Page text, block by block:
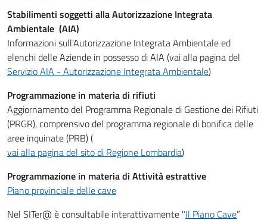
Stabilimenti soggetti alla Autorizzazione Integrata
Ambientale (AIA)
Informazioni sull'Autorizzazione Integrata Ambientale ed
elenchi delle Aziende in possesso di AIA (vai alla pagina del
Servizio AIA - Autorizzazione Integrata Ambientale)
Programmazione in materia di rifiuti
Aggiornamento del Programma Regionale di Gestione dei Rifiuti
(PRGR), comprensivo del programma regionale di bonifica delle
aree inquinate (PRB) (
vai alla pagina del sito di Regione Lombardia)
Programmazione in materia di Attività estrattive
Piano provinciale delle cave
Nel SITer@ è consultabile interattivamente "Il Piano Cave”